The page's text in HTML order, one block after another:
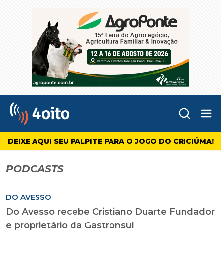
4oito
DEIXE AQUI SEU PALPITE PARA O JOGO DO CRICIÚMA!
PODCASTS
DO AVESSO
Do Avesso recebe Cristiano Duarte Fundador
e proprietário da Gastronsul